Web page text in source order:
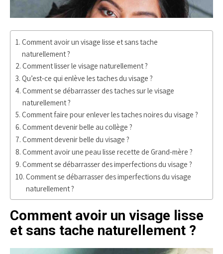
Comment avoir un visage lisse et sans tache
naturellement ?
Comment lisser le visage naturellement ?
Qu’est-ce qui enlève les taches du visage ?
Comment se débarrasser des taches sur le visage
naturellement ?
Comment faire pour enlever les taches noires du visage ?
Comment devenir belle au collège ?
Comment devenir belle du visage ?
Comment avoir une peau lisse recette de Grand-mère ?
Comment se débarrasser des imperfections du visage ?
Comment se débarrasser des imperfections du visage
naturellement ?
Comment avoir un visage lisse
et sans tache naturellement ?